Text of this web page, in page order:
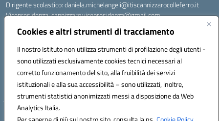
Cookies e altri strumenti di tracciamento
Il nostro Istituto non utilizza strumenti di profilazione degli utenti -
sono utilizzati esclusivamente cookies tecnici necessari al
corretto funzionamento del sito, alla fruibilità dei servizi
istituzionali e alla sua accessibilità – sono utilizzati, inoltre,
strumenti statistici anonimizzati messi a disposizione da Web
Analytics Italia.
Dirigente scolastico: daniela.michelangeli@itiscannizzarocolleferro.it
Vicepresidenza: cannizzaro.vicepresidenza@gmail.com
Supporto piattaforme DDI (creazione account e rigenerazione credenziali)
supporto_gsuite@itiscannizzarocolleferro.it
Microsoft Office 365 (Teams):
supporto_office365@cannizzaro.onmicrosoft.com
Hosting & Powered by 3D Solution S.r.l.